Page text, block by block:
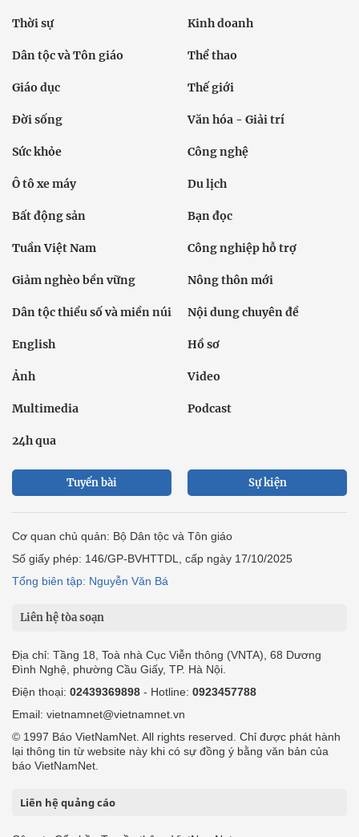
Thời sự Kinh doanh
Dân tộc và Tôn giáo Thể thao
Giáo dục Thế giới
Đời sống Văn hóa - Giải trí
Sức khỏe Công nghệ
Ô tô xe máy Du lịch
Bất động sản Bạn đọc
Tuần Việt Nam Công nghiệp hỗ trợ
Giảm nghèo bền vững Nông thôn mới
Dân tộc thiểu số và miền núi Nội dung chuyên đề
English Hồ sơ
Ảnh Video
Multimedia Podcast
24h qua
Tuyến bài Sự kiện
Cơ quan chủ quản: Bộ Dân tộc và Tôn giáo
Số giấy phép: 146/GP-BVHTTDL, cấp ngày 17/10/2025
Tổng biên tập: Nguyễn Văn Bá
Liên hệ tòa soạn
Địa chỉ: Tầng 18, Toà nhà Cục Viễn thông (VNTA), 68 Dương
Đình Nghệ, phường Cầu Giấy, TP. Hà Nội.
Điện thoại: 02439369898 - Hotline: 0923457788
Email: vietnamnet@vietnamnet.vn
© 1997 Báo VietNamNet. All rights reserved. Chỉ được phát hành
lại thông tin từ website này khi có sự đồng ý bằng văn bản của
báo VietNamNet.
Liên hệ quảng cáo